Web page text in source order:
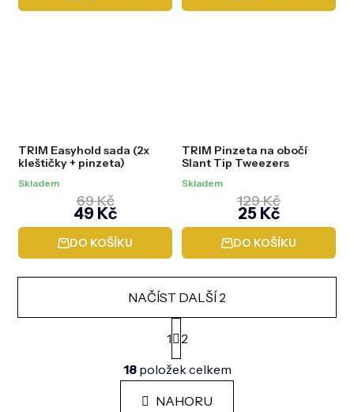
TRIM Easyhold sada (2x
kleštičky + pinzeta)
Skladem
49 Kč
69 Kč
DO KOŠÍKU
TRIM Pinzeta na obočí
Slant Tip Tweezers
Skladem
25 Kč
129 Kč
DO KOŠÍKU
O
v
l
á
NAČÍST DALŠÍ 2
S
t
á
n
o
1
2
18položek celkem
NAHORU